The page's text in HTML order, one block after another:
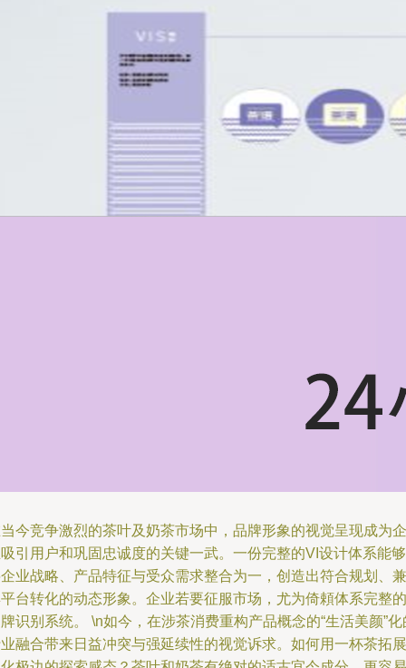
今竞争激烈的茶叶及奶茶市场中，品牌形象的视觉呈现成为企
引用户和巩固忠诚度的关键一武。一份完整的VI设计体系能够
业战略、产品特征与受众需求整合为一，创造出符合规划、兼
台转化的动态形象。企业若要征服市场，尤为倚頼体系完整的
识别系统。 \n如今，在涉茶消费重构产品概念的“生活美颜”化
融合带来日益冲突与强延续性的视觉诉求。如何用一杯茶拓展